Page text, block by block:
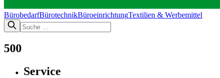
BürobedarfBürotechnik​BüroeinrichtungTextilien & Werbemittel
500
Service